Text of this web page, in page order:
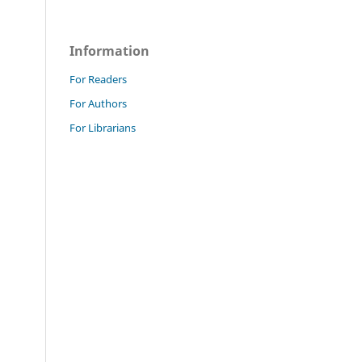
Information
For Readers
For Authors
For Librarians